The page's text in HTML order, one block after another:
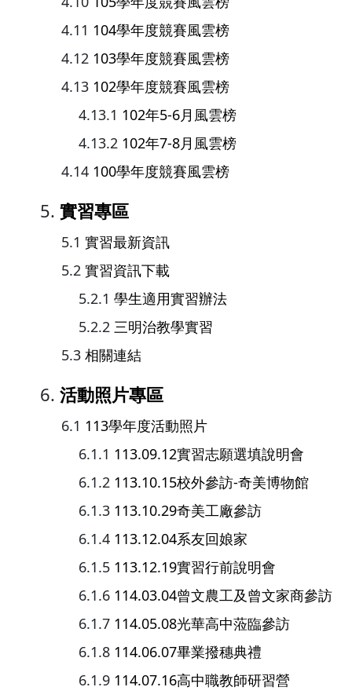
104學年度競賽風雲榜
103學年度競賽風雲榜
102學年度競賽風雲榜
102年5-6月風雲榜
102年7-8月風雲榜
100學年度競賽風雲榜
實習專區
實習最新資訊
實習資訊下載
學生適用實習辦法
三明治教學實習
相關連結
活動照片專區
113學年度活動照片
113.09.12實習志願選填說明會
113.10.15校外參訪-奇美博物館
113.10.29奇美工廠參訪
113.12.04系友回娘家
113.12.19實習行前說明會
114.03.04曾文農工及曾文家商參訪
114.05.08光華高中蒞臨參訪
114.06.07畢業撥穗典禮
114.07.16高中職教師研習營